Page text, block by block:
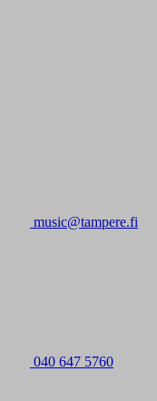
music@tampere.fi
040 647 5760